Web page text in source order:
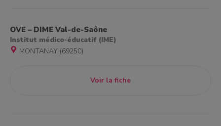
OVE – DIME Val-de-Saône
Institut médico-éducatif (IME)
MONTANAY (69250)
Voir la fiche